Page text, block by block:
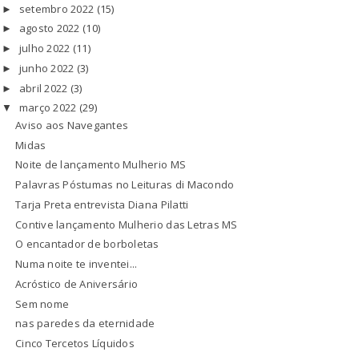
► setembro 2022 (15)
► agosto 2022 (10)
► julho 2022 (11)
► junho 2022 (3)
► abril 2022 (3)
▼ março 2022 (29)
Aviso aos Navegantes
Midas
Noite de lançamento Mulherio MS
Palavras Póstumas no Leituras di Macondo
Tarja Preta entrevista Diana Pilatti
Contive lançamento Mulherio das Letras MS
O encantador de borboletas
Numa noite te inventei...
Acróstico de Aniversário
Sem nome
nas paredes da eternidade
Cinco Tercetos Líquidos